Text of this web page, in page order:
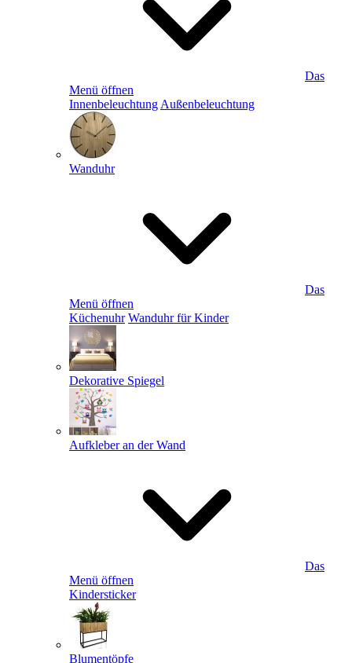
Das
Menü öffnen
Innenbeleuchtung Außenbeleuchtung
Wanduhr
Das
Menü öffnen
Küchenuhr Wanduhr für Kinder
Dekorative Spiegel
Aufkleber an der Wand
Das
Menü öffnen
Kindersticker
Blumentöpfe